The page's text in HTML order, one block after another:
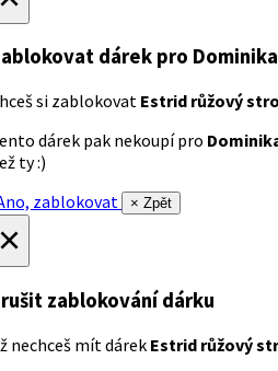
dárek pro
si zablokovat Estrid růžový
dárek pak nekoupí pro
ty :)
zablokovat
× Zpět
zablokování dárku
nechceš mít dárek Estrid růžový